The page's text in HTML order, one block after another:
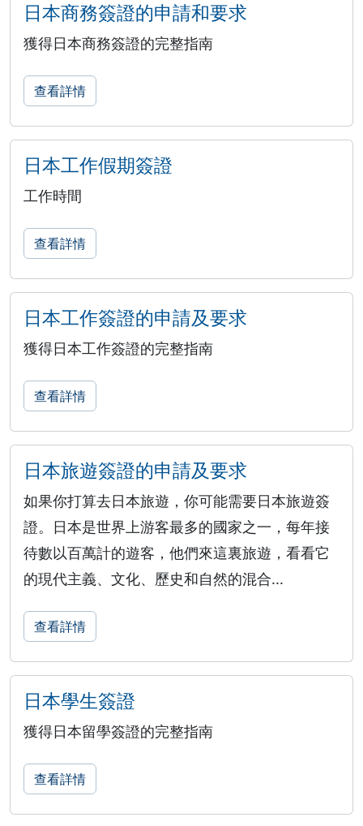
日本商務簽證的申請和要求
獲得日本商務簽證的完整指南
查看詳情
日本工作假期簽證
工作時間
查看詳情
日本工作簽證的申請及要求
獲得日本工作簽證的完整指南
查看詳情
日本旅遊簽證的申請及要求
如果你打算去日本旅遊，你可能需要日本旅遊簽
證。日本是世界上游客最多的國家之一，每年接
待數以百萬計的遊客，他們來這裏旅遊，看看它
的現代主義、文化、歷史和自然的混合...
查看詳情
日本學生簽證
獲得日本留學簽證的完整指南
查看詳情